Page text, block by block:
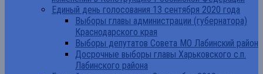
Единый день голосования 13 сентября 2020 года
Выборы главы администрации (губернатора)
Краснодарского края
Выборы депутатов Совета МО Лабинский район
Досрочные выборы главы Харьковского с.п.
Лабинского района